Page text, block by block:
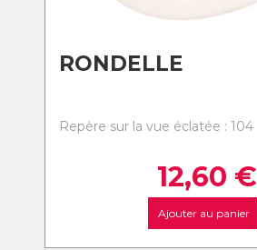
RONDELLE
Repère sur la vue éclatée : 104
12,60 €
Ajouter au panier